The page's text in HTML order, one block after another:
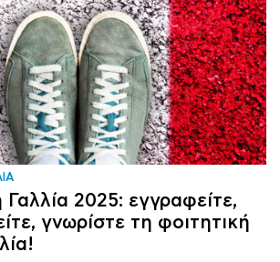
2025: εγγραφείτε,
γνωρίστε τη φοιτητική